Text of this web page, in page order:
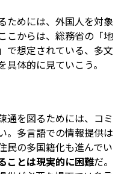
ためには、外国人を対象
こからは、総務省の「地
で想定されている、多文
体的に見ていこう。
通を図るためには、コミ
。多言語での情報提供は
民の多国籍化も進んでい
ことは現実的に困難だ。